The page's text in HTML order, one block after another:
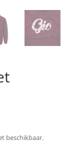
beschikbaar.